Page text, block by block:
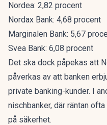
Nordea: 2,82 procent
Nordax Bank: 4,68 procent
Marginalen Bank: 5,67
Svea Bank: 6,08 procent
Det ska dock påpekas att
påverkas av att banken
private banking-kunder. I
nischbanker, där räntan
på säkerhet.